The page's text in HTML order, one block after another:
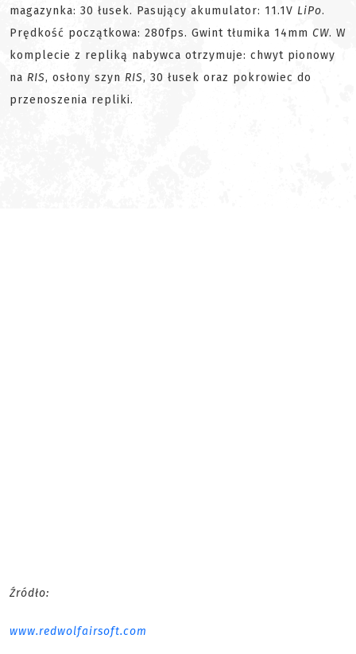
magazynka: 30 łusek. Pasujący akumulator: 11.1V LiPo.
Prędkość początkowa: 280fps. Gwint tłumika 14mm CW. W
komplecie z repliką nabywca otrzymuje: chwyt pionowy
na RIS, osłony szyn RIS, 30 łusek oraz pokrowiec do
przenoszenia repliki.
Źródło:
www.redwolfairsoft.com